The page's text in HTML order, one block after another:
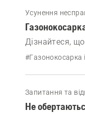
Усунення
Дізнайтеся,
запустити.
#Газонокосарка
Запитання та
Не